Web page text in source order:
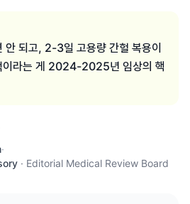
안 되고, 2-3일 고용량 간헐 복용이
이라는 게 2024-2025년 임상의 핵
·
· Editorial Medical Review Board